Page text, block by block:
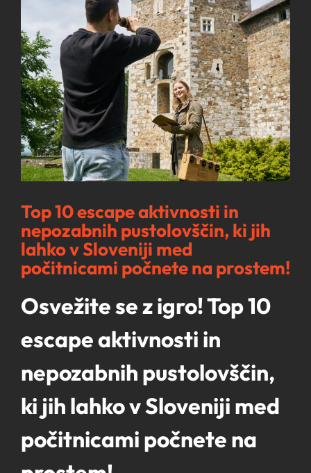
Top 10 escape aktivnosti in
nepozabnih pustolovščin, ki jih
lahko v Sloveniji med
počitnicami počnete na prostem!
Osvežite se z igro! Top 10
escape aktivnosti in
nepozabnih pustolovščin,
ki jih lahko v Sloveniji med
počitnicami počnete na